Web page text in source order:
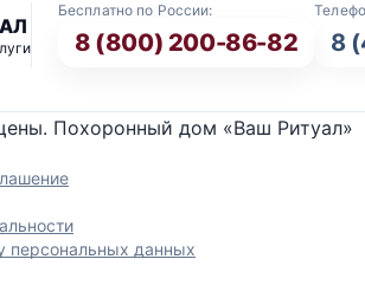
Бесплатно по России:
8 (800) 200-86-82 8
Похоронный дом «Ваш Ритуал»
персональных данных